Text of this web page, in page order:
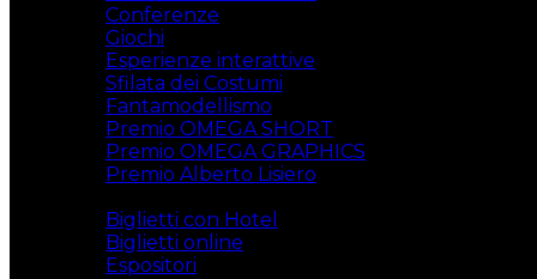
Conferenze
Giochi
Esperienze interattive
Sfilata dei Costumi
Fantamodellismo
Premio OMEGA SHORT
Premio OMEGA GRAPHICS
Premio Alberto Lisiero
Biglietti con Hotel
Biglietti online
Espositori